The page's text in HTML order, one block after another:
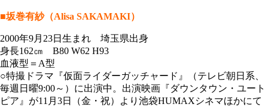
■坂巻有紗（Alisa SAKAMAKI）
2000年9月23日生まれ 埼玉県出身
身長162㎝ B80 W62 H93
血液型＝A型
○特撮ドラマ『仮面ライダーガッチャード』（テレビ朝日系、
毎週日曜9:00～）に出演中。出演映画『ダウンタウン・ユート
ピア』が11月3日（金・祝）より池袋HUMAXシネマほかにて